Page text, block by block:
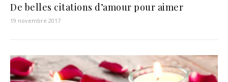
De belles citations d’amour pour aimer
19 novembre 2017